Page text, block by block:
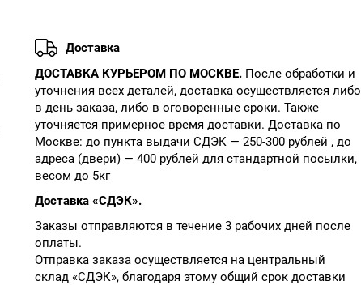
Доставка
ДОСТАВКА КУРЬЕРОМ ПО МОСКВЕ.После обработки и
уточнения всех деталей, доставка осуществляется либо
в день заказа, либо в оговоренные сроки. Также
уточняется примерное время доставки. Доставка по
Москве: до пункта выдачи СДЭК — 250-300 рублей , до
адреса (двери) — 400 рублей для стандартной посылки,
весом до 5кг
Доставка «СДЭК».
Заказы отправляются в течение 3 рабочих дней после
оплаты.
Отправка заказа осуществляется на центральный
склад «СДЭК», благодаря этому общий срок доставки